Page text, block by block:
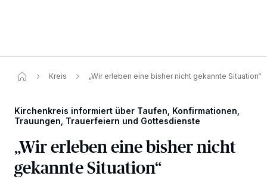
Kreis „Wir erleben eine bisher nicht gekannte Situation“
Kirchenkreis informiert über Taufen, Konfirmationen,
Trauungen, Trauerfeiern und Gottesdienste
„Wir erleben eine bisher nicht
gekannte Situation“
Wir und unsere 218
-Partner speichern und greifen auf
personenbezogene Daten wie Browserdaten oder eindeutige
Tracking-Technologien für die unter „Wir und unsere Partner
verarbeiten Daten, um Ihnen Dienste bereitzustellen“ aufgeführten